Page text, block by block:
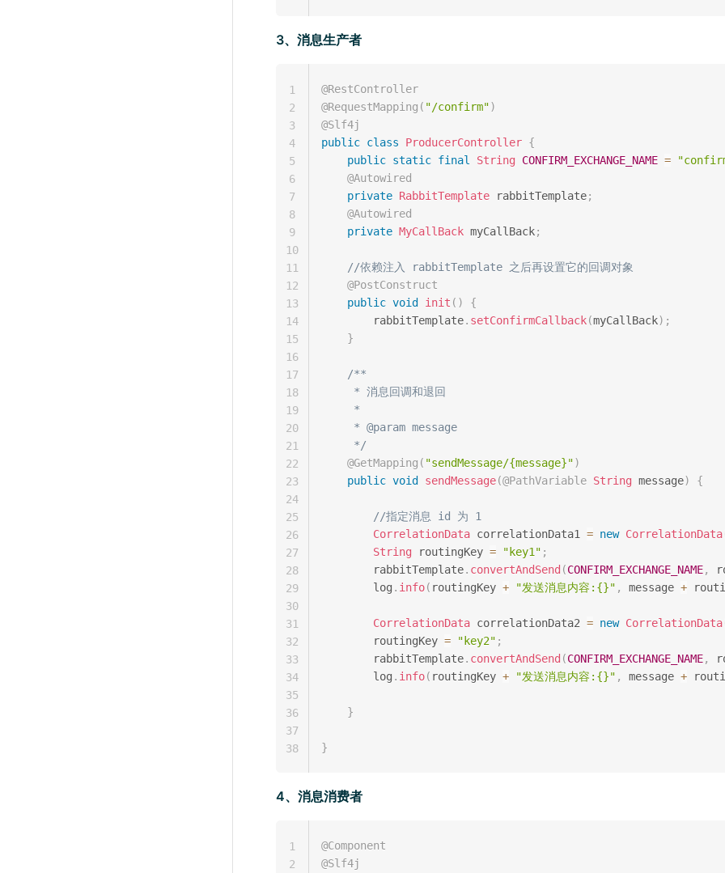
3、消息生产者
@RestController
@RequestMapping ( "/confirm")
@Slf4j
public class ProducerController {
public static final String CONFIRM_EXCHANGE_NAME =
@Autowired
private RabbitTemplate rabbitTemplate;
@Autowired
private MyCallBack myCallBack;
//依赖注入 rabbitTemplate 之后再设置它的回调对象
@PostConstruct
public void init ( )
{
        rabbitTemplate
. setConfirmCallback(myCallBack) ;
}
/**
     * 消息回调和退回
     *
     * @param message
     */
@GetMapping ( "sendMessage/{message}")
public void sendMessage(@PathVariable String message) {
//指定消息 id 为 1
CorrelationData correlationData1 = new CorrelationData
String routingKey = "key1" ;
        rabbitTemplate
. convertAndSend (CONFIRM_EXCHANGE_NAME,
        log
. info( routingKey + "发送消息内容:{}" , message +
CorrelationData correlationData2 = new CorrelationData
        routingKey
= "key2" ;
        rabbitTemplate
. convertAndSend (CONFIRM_EXCHANGE_NAME,
        log
. info( routingKey + "发送消息内容:{}" , message +
}
}
1
2
3
4
5
6
7
8
9
10
11
12
13
14
15
16
17
18
19
20
21
22
23
24
25
26
27
28
29
30
31
32
33
34
35
36
37
38
4、消息消费者
@Component
@Slf4j
1
2